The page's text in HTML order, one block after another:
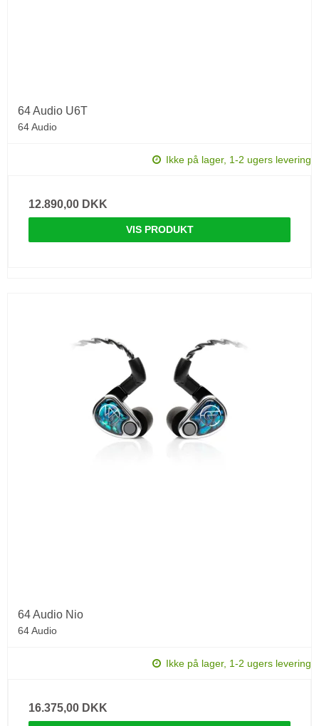
64 Audio U6T
64 Audio
Ikke på lager, 1-2 ugers levering
12.890,00 DKK
VIS PRODUKT
64 Audio Nio
64 Audio
Ikke på lager, 1-2 ugers levering
16.375,00 DKK